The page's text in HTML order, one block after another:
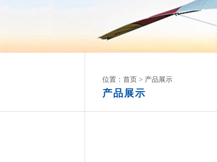
位置： 首页 > 产品展示
产品展示